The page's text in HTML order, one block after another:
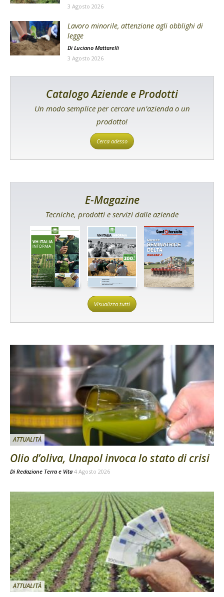
3 Agosto 2026
Lavoro minorile, attenzione agli obblighi di
legge
Di Luciano Mattarelli
3 Agosto 2026
Catalogo Aziende e Prodotti
Un modo semplice per cercare un’azienda o un
prodotto!
Cerca adesso
E-Magazine
Tecniche, prodotti e servizi dalle aziende
Visualizza tutti
ATTUALITÀ
Olio d’oliva, Unapol invoca lo stato di crisi
Di Redazione Terra e Vita 4 Agosto 2026
ATTUALITÀ